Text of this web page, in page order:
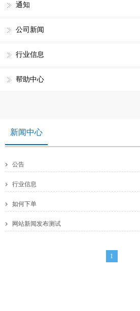
通知
公司新闻
行业信息
帮助中心
新闻中心
公告
行业信息
如何下单
网站新闻发布测试
1